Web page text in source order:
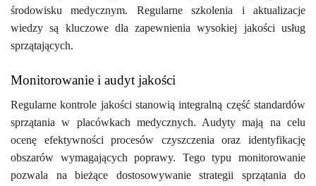
środowisku medycznym. Regularne szkolenia i aktualizacje
wiedzy są kluczowe dla zapewnienia wysokiej jakości usług
sprzątających.
Monitorowanie i audyt jakości
Regularne kontrole jakości stanowią integralną część standardów
sprzątania w placówkach medycznych. Audyty mają na celu
ocenę efektywności procesów czyszczenia oraz identyfikację
obszarów wymagających poprawy. Tego typu monitorowanie
pozwala na bieżące dostosowywanie strategii sprzątania do